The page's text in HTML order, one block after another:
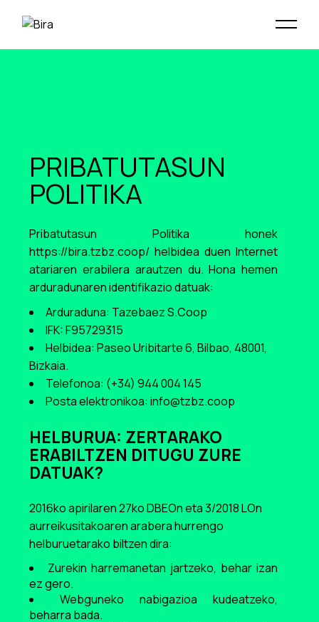
PRIBATUTASUN
POLITIKA
Pribatutasun Politika honek
https://bira.tzbz.coop/ helbidea duen Internet
atariaren erabilera arautzen du. Hona hemen
arduradunaren identifikazio datuak:
Arduraduna: Tazebaez S.Coop
IFK: F95729315
Helbidea: Paseo Uribitarte 6, Bilbao, 48001,
Bizkaia.
Telefonoa: (+34) 944 004 145
Posta elektronikoa:info@tzbz.coop
HELBURUA: ZERTARAKO
ERABILTZEN DITUGU ZURE
DATUAK?
2016ko apirilaren 27ko DBEOn eta 3/2018 LOn
aurreikusitakoaren arabera hurrengo
helburuetarako biltzen dira:
Zurekin harremanetan jartzeko, behar izan
ez gero.
Webguneko nabigazioa kudeatzeko,
beharra bada.